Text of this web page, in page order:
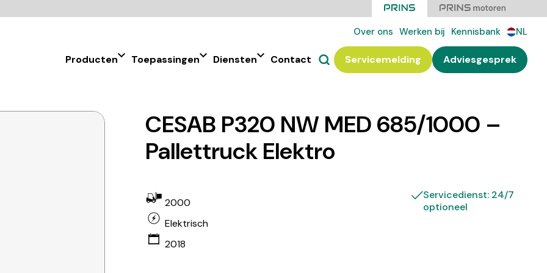
Over ons Werken bij Kennisbank NL
Producten Toepassingen Diensten Contact Servicemelding Adviesgesprek
CESAB P320 NW MED 685/1000 –
Pallettruck Elektro
2000
Elektrisch
2018
Servicedienst: 24/7
optioneel